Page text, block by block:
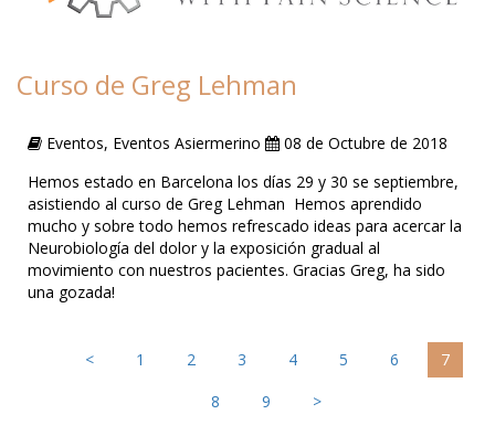
Curso de Greg Lehman
Eventos, Eventos Asiermerino
08 de Octubre de 2018
Hemos estado en Barcelona los días 29 y 30 se septiembre,
asistiendo al curso de Greg Lehman Hemos aprendido
mucho y sobre todo hemos refrescado ideas para acercar la
Neurobiología del dolor y la exposición gradual al
movimiento con nuestros pacientes. Gracias Greg, ha sido
una gozada!
< 1 2 3 4 5 6
7
8
9 >